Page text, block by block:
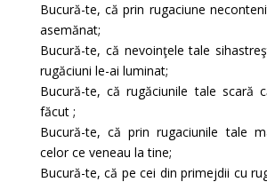
Bucură-te, că prin rugaciune
asemănat;
Bucură-te, că nevoinţele tale
rugăciuni le-ai luminat;
Bucură-te, că rugăciunile tale scară
făcut ;
Bucură-te, că prin rugaciunile tale
celor ce veneau la tine;
Bucură-te, că pe cei din primejdii cu